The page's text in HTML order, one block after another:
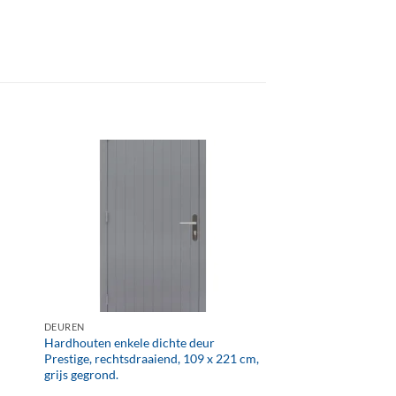
DEUREN
Hardhouten enkele dichte deur
Prestige, rechtsdraaiend, 109 x 221 cm,
grijs gegrond.